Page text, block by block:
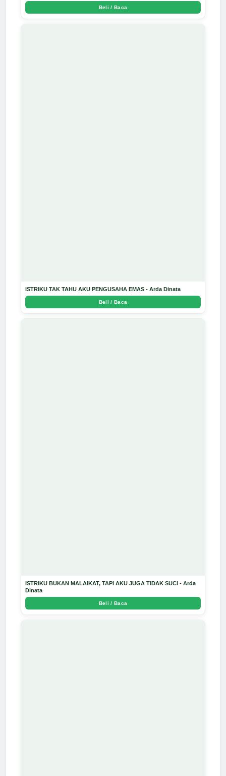
Beli / Baca
ISTRIKU TAK TAHU AKU PENGUSAHA EMAS - Arda Dinata
Beli / Baca
ISTRIKU BUKAN MALAIKAT, TAPI AKU JUGA TIDAK SUCI - Arda
Dinata
Beli / Baca